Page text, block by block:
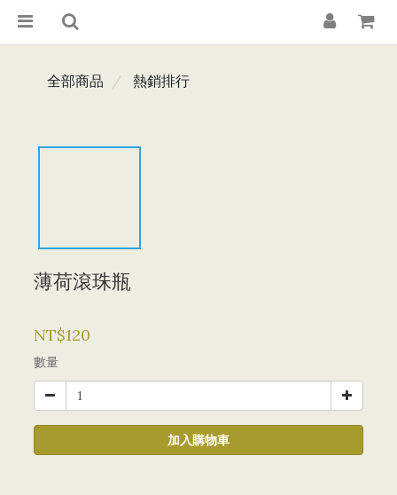
全部商品 熱銷排行
薄荷滾珠瓶
NT$120
數量
加入購物車